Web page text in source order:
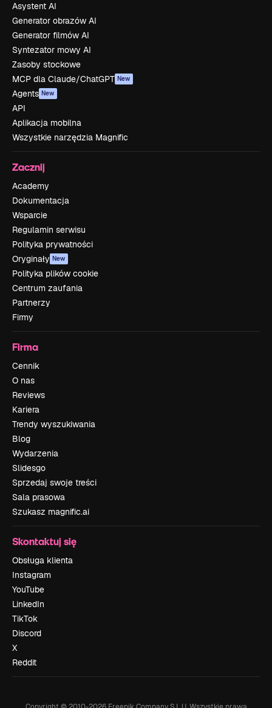
Asystent AI
Generator obrazów AI
Generator filmów AI
Syntezator mowy AI
Zasoby stockowe
MCP dla Claude/ChatGPT New
Agents New
API
Aplikacja mobilna
Wszystkie narzędzia Magnific
Zacznij
Academy
Dokumentacja
Wsparcie
Regulamin serwisu
Polityka prywatności
Oryginały New
Polityka plików cookie
Centrum zaufania
Partnerzy
Firmy
Firma
Cennik
O nas
Reviews
Kariera
Trendy wyszukiwania
Blog
Wydarzenia
Slidesgo
Sprzedaj swoje treści
Sala prasowa
Szukasz magnific.ai
Skontaktuj się
Obsługa klienta
Instagram
YouTube
LinkedIn
TikTok
Discord
X
Reddit